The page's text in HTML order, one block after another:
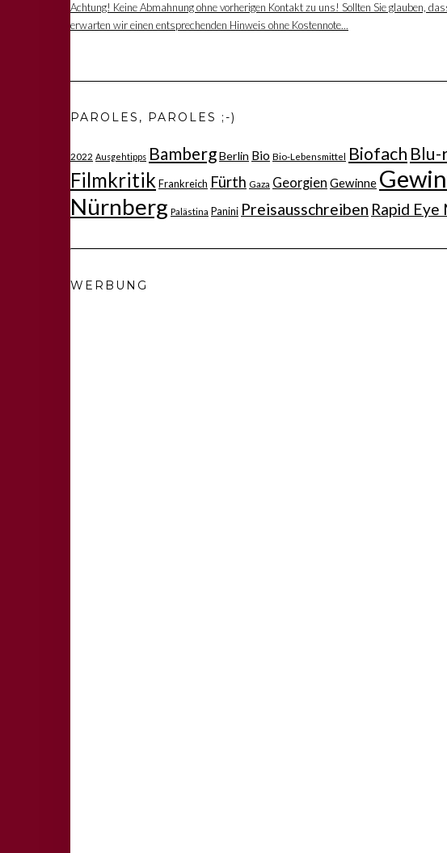
Achtung! Keine Abmahnung ohne vorherigen Kontakt zu uns! Sollten Sie glauben,
erwarten wir einen entsprechenden Hinweis ohne Kostennote...
PAROLES, PAROLES ;-)
2022 Ausgehtipps BambergBerlin Bio Bio-Lebensmittel Biofach Blu-
Filmkritik Frankreich Fürth Gaza Georgien Gewinne
Nürnberg Palästina Panini Preisausschreiben Rapid Eye
WERBUNG